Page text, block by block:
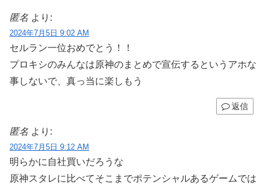
匿名 より:
2024年7月5日 9:02 AM
セルラン一位おめでとう！！
プロキシのみんなは原神のまとめで宣伝するというアホな
事しないで、真っ当に楽しもう
返信
匿名 より:
2024年7月5日 9:12 AM
明らかに自社買いだろうな
原神スタレに比べてそこまでポテンシャルあるゲームでは